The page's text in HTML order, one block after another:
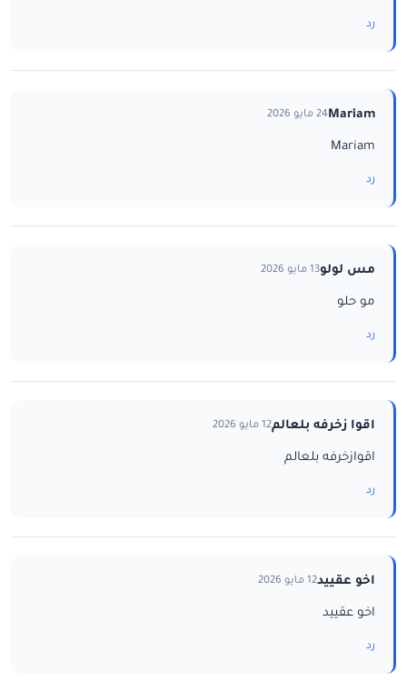
رد
Mariam24 مايو 2026
Mariam
رد
مس لولو13 مايو 2026
مو حلو
رد
اقوا زخرفه بلعالم12 مايو 2026
اقوازخرفه بلعالم
رد
اخو عقييد12 مايو 2026
اخو عقييد
رد